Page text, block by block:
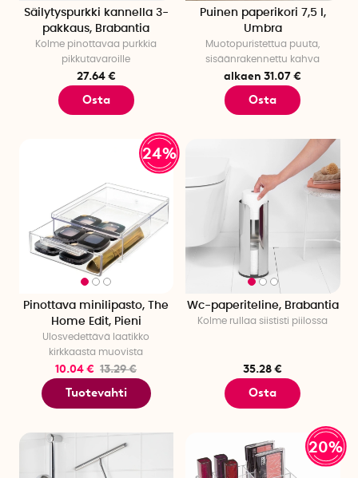
Säilytyspurkki kannella 3-
pakkaus, Brabantia
Kolme pinottavaa purkkia
pikkutavaroille
27.64 €
Osta
Puinen paperikori 7,5 l,
Umbra
Muotopuristettua puuta,
sisäänrakennettu kahva
alkaen 31.07 €
Osta
24%
Pinottava minilipasto, The
Home Edit, Pieni
Ulosvedettävä laatikko
kirkkaasta muovista
10.04 € 13.29 €
Tuotevahti
Wc-paperiteline, Brabantia
Kolme rullaa siististi piilossa
35.28 €
Osta
20%